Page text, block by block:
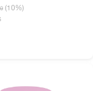
(10%)